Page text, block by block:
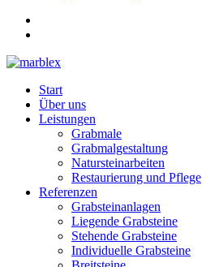
Start
Über uns
Leistungen
Grabmale
Grabmalgestaltung
Natursteinarbeiten
Restaurierung und Pflege
Referenzen
Grabsteinanlagen
Liegende Grabsteine
Stehende Grabsteine
Individuelle Grabsteine